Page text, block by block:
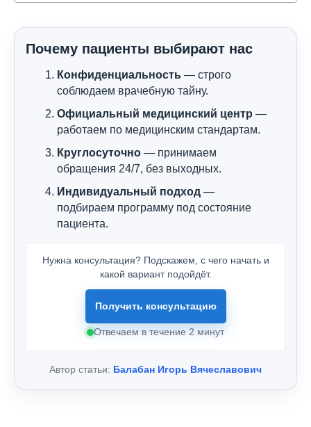
Почему пациенты выбирают нас
Конфиденциальность — строго
соблюдаем врачебную тайну.
Официальный медицинский центр —
работаем по медицинским стандартам.
Круглосуточно — принимаем
обращения 24/7, без выходных.
Индивидуальный подход —
подбираем программу под состояние
пациента.
Нужна консультация? Подскажем, с чего начать и
какой вариант подойдёт.
Получить консультацию
Отвечаем в течение 2 минут
Автор статьи: Балабан Игорь Вячеславович